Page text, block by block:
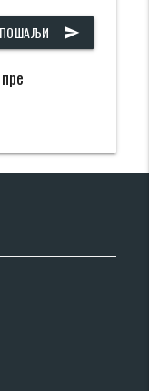
ПОШАЉИ send